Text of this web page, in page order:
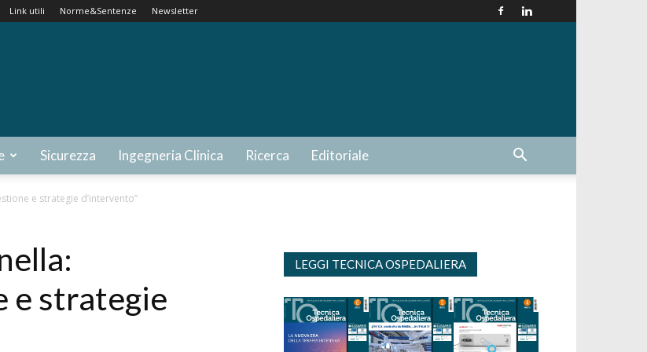
Link utili Norme&Sentenze Newsletter
Sicurezza Ingegneria Clinica Ricerca Editoriale
e strategie d’intervento”
e strategie
LEGGI TECNICA OSPEDALIERA